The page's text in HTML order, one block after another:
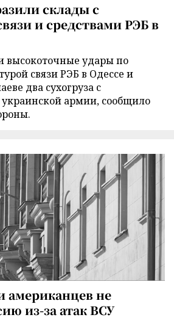
склады с
и средствами РЭБ в
высокоточные удары по
связи РЭБ в Одессе и
два сухогруза с
армии, сообщило
американцев не
из-за атак ВСУ